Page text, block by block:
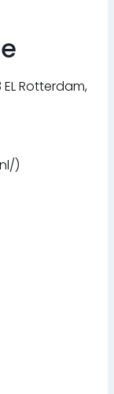
Rotterdam,
)